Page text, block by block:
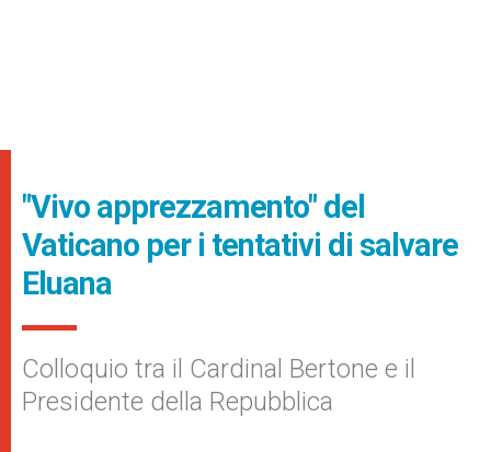
"Vivo apprezzamento" del
Vaticano per i tentativi di salvare
Eluana
Colloquio tra il Cardinal Bertone e il
Presidente della Repubblica